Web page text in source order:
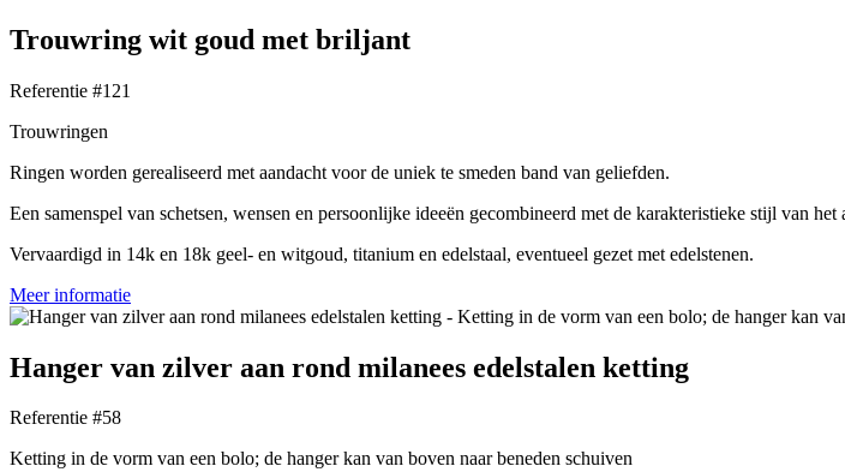
Trouwring wit goud met briljant
Referentie #121
Trouwringen
Ringen worden gerealiseerd met aandacht voor de uniek te smeden band van geliefden.
Een samenspel van schetsen, wensen en persoonlijke ideeën gecombineerd met de karakteristieke stijl van het
Vervaardigd in 14k en 18k geel- en witgoud, titanium en edelstaal, eventueel gezet met edelstenen.
Meer informatie
Hanger van zilver aan rond milanees edelstalen ketting
Referentie #58
Ketting in de vorm van een bolo; de hanger kan van boven naar beneden schuiven